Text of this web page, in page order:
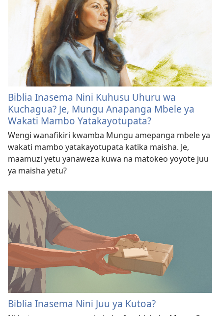
Biblia Inasema Nini Kuhusu Uhuru wa
Kuchagua? Je, Mungu Anapanga Mbele ya
Wakati Mambo Yatakayotupata?
Wengi wanafikiri kwamba Mungu amepanga mbele ya
wakati mambo yatakayotupata katika maisha. Je,
maamuzi yetu yanaweza kuwa na matokeo yoyote juu
ya maisha yetu?
Biblia Inasema Nini Juu ya Kutoa?